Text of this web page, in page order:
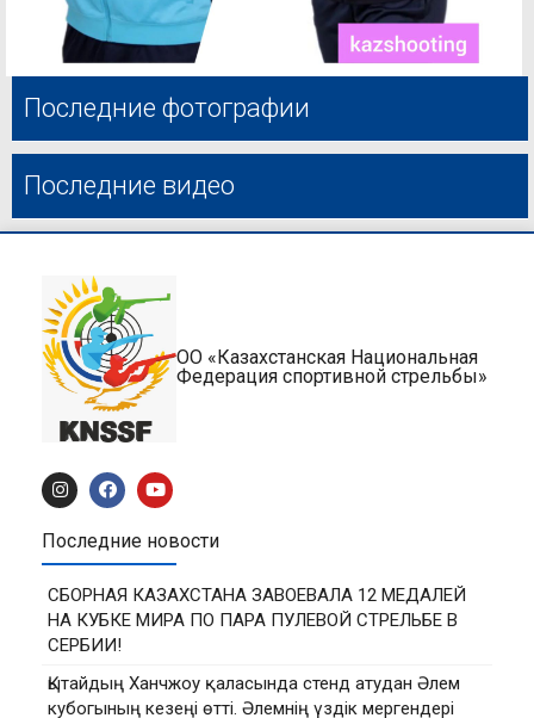
Последние фотографии
Последние видео
ОО «Казахстанская Национальная
Федерация спортивной стрельбы»
Последние новости
СБОРНАЯ КАЗАХСТАНА ЗАВОЕВАЛА 12 МЕДАЛЕЙ
НА КУБКЕ МИРА ПО ПАРА ПУЛЕВОЙ СТРЕЛЬБЕ В
СЕРБИИ!
Қытайдың Ханчжоу қаласында стенд атудан Әлем
кубогының кезеңі өтті. Әлемнің үздік мергендері